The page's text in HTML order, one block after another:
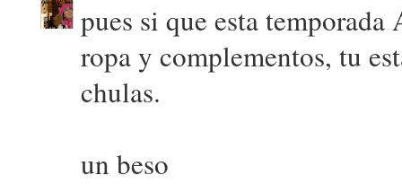
pues si que esta
ropa y complementos, tu
chulas.
un beso